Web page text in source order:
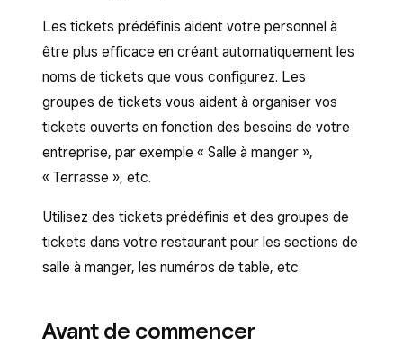
Les tickets prédéfinis aident votre personnel à
être plus efficace en créant automatiquement les
noms de tickets que vous configurez. Les
groupes de tickets vous aident à organiser vos
tickets ouverts en fonction des besoins de votre
entreprise, par exemple « Salle à manger »,
« Terrasse », etc.
Utilisez des tickets prédéfinis et des groupes de
tickets dans votre restaurant pour les sections de
salle à manger, les numéros de table, etc.
Avant de commencer